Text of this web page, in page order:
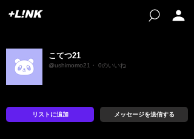
+L!NK
こてつ21
@ushimomo21・ 0のいいね
リストに追加 メッセージを送信する